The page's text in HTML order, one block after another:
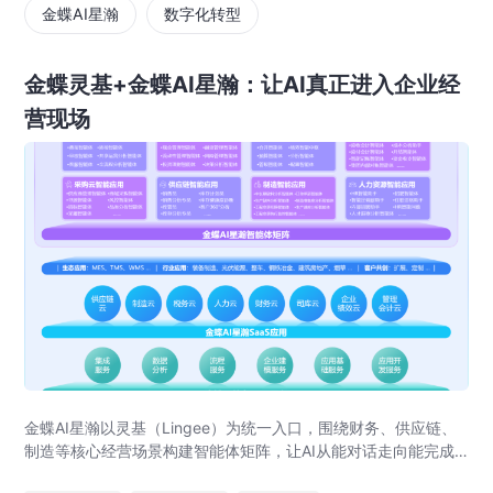
金蝶AI星瀚 数字化转型
金蝶灵基+金蝶AI星瀚：让AI真正进入企业经
营现场
金蝶AI星瀚以灵基（Lingee）为统一入口，围绕财务、供应链、
制造等核心经营场景构建智能体矩阵，让AI从能对话走向能完成